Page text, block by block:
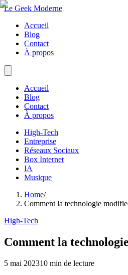
Le Geek Moderne
Accueil
Blog
Contact
À propos
Accueil
Blog
Contact
À propos
High-Tech
Entreprise
Réseaux Sociaux
Box Internet
IA
Musique
Home/
Comment la technologie
High-Tech
Comment la
5 mai 202310 min de lecture